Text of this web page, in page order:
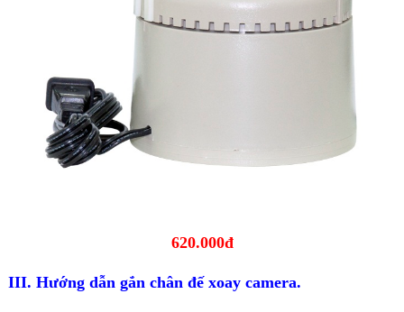
620.000đ
III. Hướng dẫn gắn chân đế xoay camera.